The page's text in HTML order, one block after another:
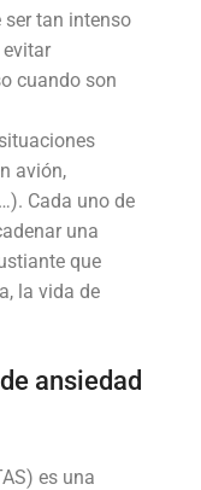
ser tan intenso
cuando son
avión,
Cada uno de
una
que
la vida de
ansiedad
es una